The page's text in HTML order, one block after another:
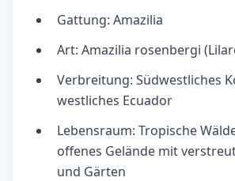
Gattung: Amazilia
Art: Amazilia rosenbergi
Verbreitung: Südwestliches
westliches Ecuador
Lebensraum: Tropische
offenes Gelände mit
und Gärten